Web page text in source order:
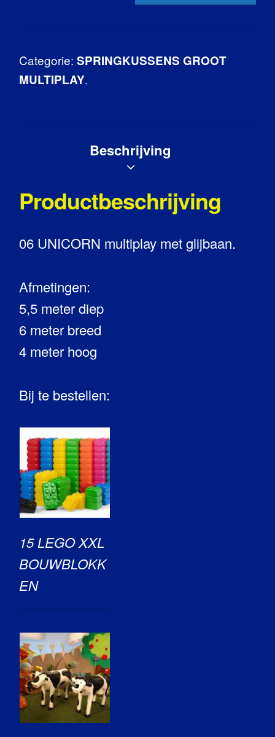
Categorie: SPRINGKUSSENS GROOT
MULTIPLAY.
Beschrijving
Productbeschrijving
06 UNICORN multiplay met glijbaan.
Afmetingen:
5,5 meter diep
6 meter breed
4 meter hoog
Bij te bestellen:
15 LEGO XXL
BOUWBLOKK
EN